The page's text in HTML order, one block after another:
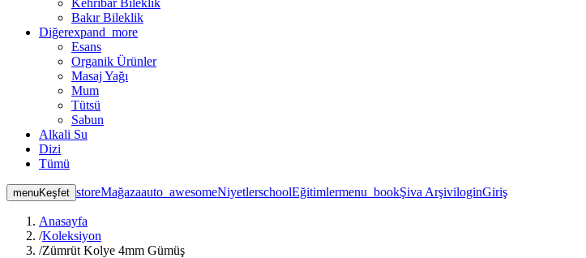
Kehribar Bileklik
Bakır Bileklik
Diğerexpand_more
Esans
Organik Ürünler
Masaj Yağı
Mum
Tütsü
Sabun
Alkali Su
Dizi
Tümü
menuKeşfet storeMağazaauto_awesomeNiyetlerschoolEğitimlermenu_bookŞiva ArşiviloginGiriş
Anasayfa
/Koleksiyon
/Zümrüt Kolye 4mm Gümüş